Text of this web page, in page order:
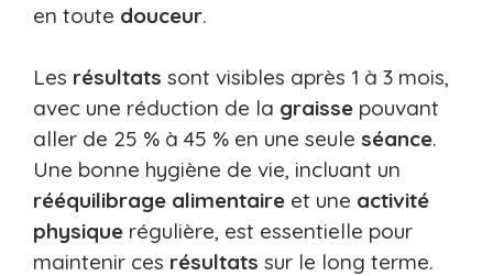
en toute douceur.
Les résultats sont visibles après 1 à 3 mois,
avec une réduction de la graisse pouvant
aller de 25 % à 45 % en une seule séance.
Une bonne hygiène de vie, incluant un
rééquilibrage alimentaire et une activité
physique régulière, est essentielle pour
maintenir ces résultats sur le long terme.